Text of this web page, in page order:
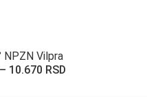
NPZN Vilpra
– 10.670 RSD